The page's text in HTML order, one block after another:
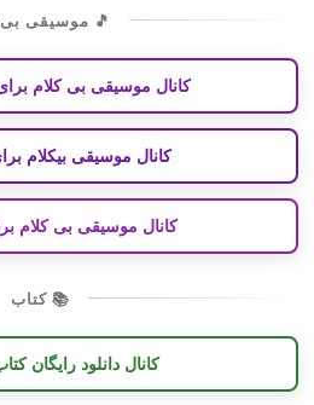
🎵 موسیقی
کانال موسیقی بی کلام
کانال موسیقی بیکلام
کانال موسیقی بی کلام
📚 کتاب
کانال دانلود رایگان